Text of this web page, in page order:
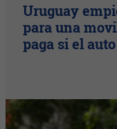
Uruguay
para una
paga si el